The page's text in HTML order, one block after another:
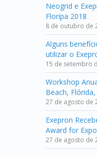
Neogrid e
Floripa 2018
8 de outubro de
Alguns
utilizar o
15 de setembro
Workshop
Beach, Flórida,
27 de agosto de
Exepron
Award for
27 de agosto de